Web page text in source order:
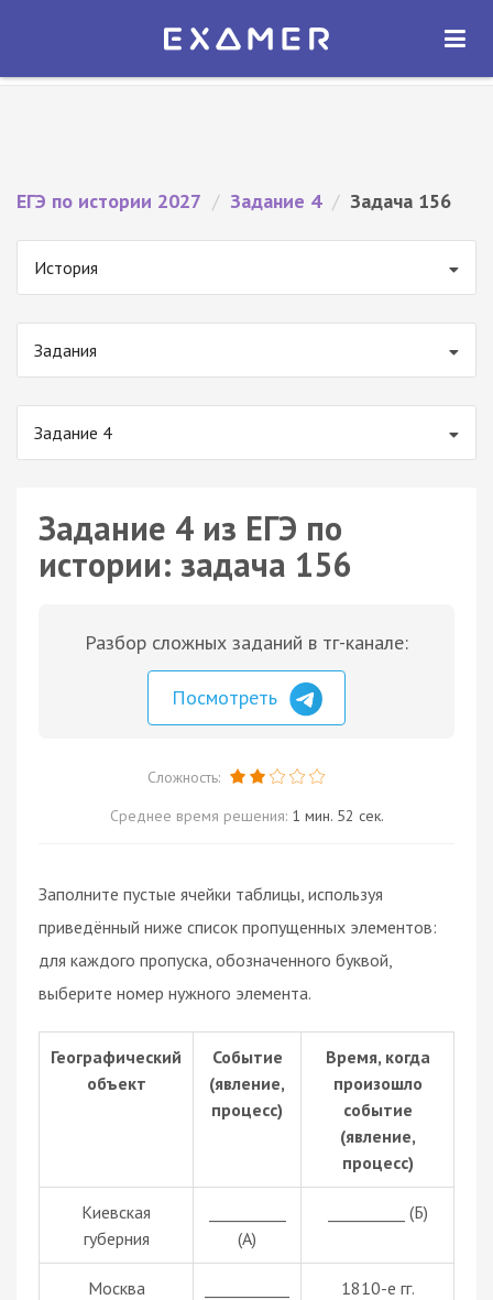
Экзамер — ЕГЭ 2027
ОТКРЫТЬ
ЕГЭ по истории 2027 / Задание 4 / Задача 156
История
Задания
Задание 4
Задание 4 из ЕГЭ по
истории: задача 156
Разбор сложных заданий в тг-канале:
Посмотреть
Сложность:
Среднее время решения: 1 мин. 52 сек.
Заполните пустые ячейки таблицы, используя
приведённый ниже список пропущенных элементов:
для каждого пропуска, обозначенного буквой,
выберите номер нужного элемента.
Географический
объект
Событие
(явление,
процесс)
Время, когда
произошло
событие
(явление,
процесс)
Киевская
губерния
(А)
__________ (Б)
Москва 1810-е гг.